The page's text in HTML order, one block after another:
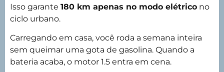
Isso garante 180 km apenas no modo elétrico no
ciclo urbano.
Carregando em casa, você roda a semana inteira
sem queimar uma gota de gasolina. Quando a
bateria acaba, o motor 1.5 entra em cena.